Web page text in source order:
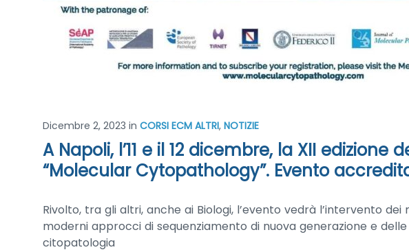
Dicembre 2, 2023 in CORSI ECM ALTRI, NOTIZIE
A Napoli, l’11 e il 12 dicembre, la XII edizione
“Molecular Cytopathology”. Evento
Rivolto, tra gli altri, anche ai Biologi, l’evento vedrà l’intervento
moderni approcci di sequenziamento di nuova generazione e
citopatologia